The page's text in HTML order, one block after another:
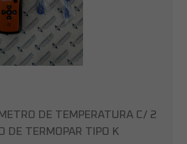
DE TEMPERATURA C/ 2
DE TERMOPAR TIPO K